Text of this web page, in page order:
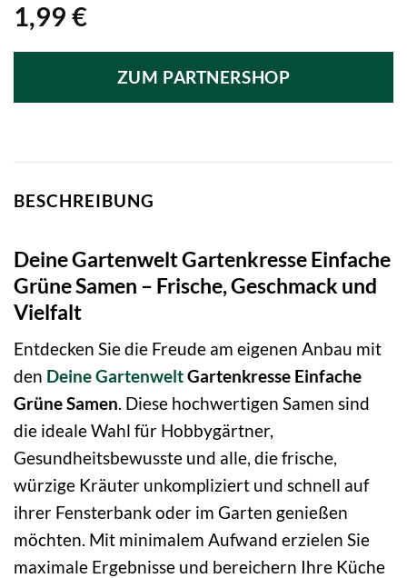
1,99 €
ZUM PARTNERSHOP
BESCHREIBUNG
Deine Gartenwelt Gartenkresse Einfache
Grüne Samen – Frische, Geschmack und
Vielfalt
Entdecken Sie die Freude am eigenen Anbau mit
den Deine GartenweltGartenkresse Einfache
Grüne Samen. Diese hochwertigen Samen sind
die ideale Wahl für Hobbygärtner,
Gesundheitsbewusste und alle, die frische,
würzige Kräuter unkompliziert und schnell auf
ihrer Fensterbank oder im Garten genießen
möchten. Mit minimalem Aufwand erzielen Sie
maximale Ergebnisse und bereichern Ihre Küche